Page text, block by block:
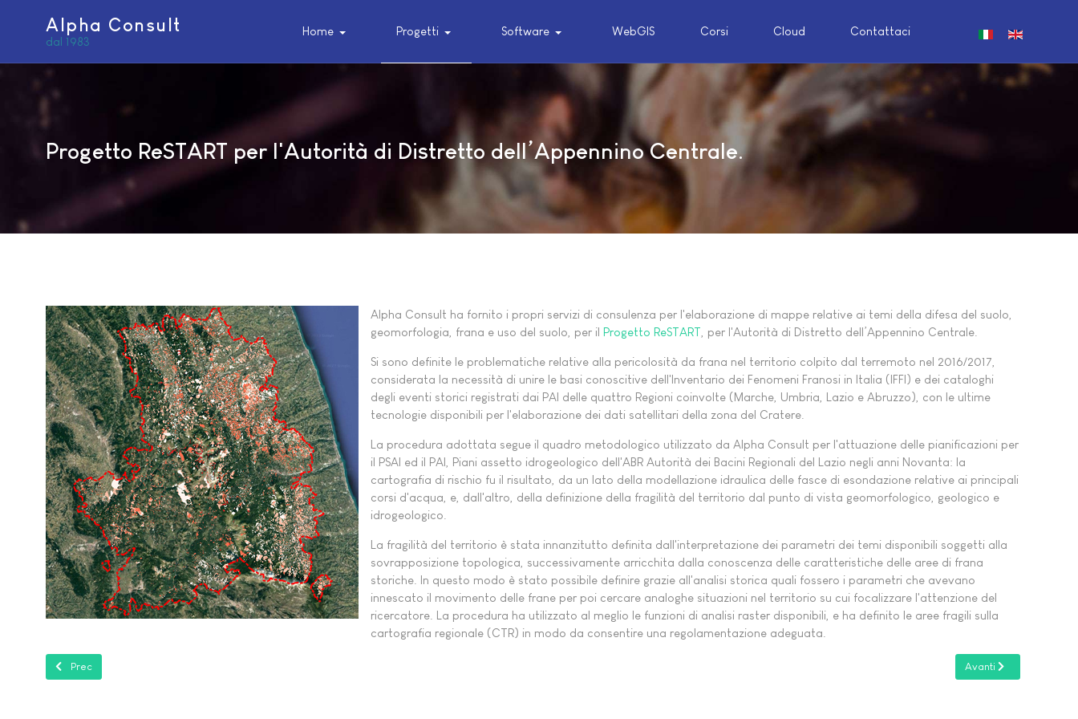
Alpha Consult
dal 1983
Home Progetti Software WebGIS Corsi Cloud Contattaci Seleziona la tua
Progetto ReSTART per l'Autorità di Distretto dell’Appennino Centrale.
Alpha Consult ha fornito i propri servizi di consulenza per l'elaborazione di mappe relative ai temi della difesa del suolo,
geomorfologia, frana e uso del suolo, per il Progetto ReSTART , per l'Autorità di Distretto dell’Appennino Centrale.
Si sono definite le problematiche relative alla pericolosità da frana nel territorio colpito dal terremoto nel 2016/2017,
considerata la necessità di unire le basi conoscitive dell'Inventario dei Fenomeni Franosi in Italia (IFFI) e dei cataloghi
degli eventi storici registrati dai PAI delle quattro Regioni coinvolte (Marche, Umbria, Lazio e Abruzzo), con le ultime
tecnologie disponibili per l'elaborazione dei dati satellitari della zona del Cratere.
La procedura adottata segue il quadro metodologico utilizzato da Alpha Consult per l'attuazione delle pianificazioni per
il PSAI ed il PAI, Piani assetto idrogeologico dell'ABR Autorità dei Bacini Regionali del Lazio negli anni Novanta: la
cartografia di rischio fu il risultato, da un lato della modellazione idraulica delle fasce di esondazione relative ai principali
corsi d'acqua, e, dall'altro, della definizione della fragilità del territorio dal punto di vista geomorfologico, geologico e
idrogeologico.
La fragilità del territorio è stata innanzitutto definita dall'interpretazione dei parametri dei temi disponibili soggetti alla
sovrapposizione topologica, successivamente arricchita dalla conoscenza delle caratteristiche delle aree di frana
storiche. In questo modo è stato possibile definire grazie all'analisi storica quali fossero i parametri che avevano
innescato il movimento delle frane per poi cercare analoghe situazioni nel territorio su cui focalizzare l'attenzione del
ricercatore. La procedura ha utilizzato al meglio le funzioni di analisi raster disponibili, e ha definito le aree fragili sulla
cartografia regionale (CTR) in modo da consentire una regolamentazione adeguata.
Articolo precedente: Progetto SOS Climate Waterfront
Prec Articolo successivo:
Avanti